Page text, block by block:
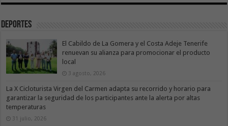
Deportes
El Cabildo de La Gomera y el Costa Adeje Tenerife
renuevan su alianza para promocionar el producto
local
3 agosto, 2026
La X Cicloturista Virgen del Carmen adapta su recorrido y horario para
garantizar la seguridad de los participantes ante la alerta por altas
temperaturas
31 julio, 2026